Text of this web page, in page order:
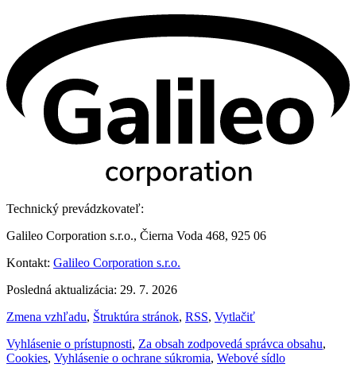
Technický prevádzkovateľ:
Galileo Corporation s.r.o., Čierna Voda 468, 925 06
Kontakt: Galileo Corporation s.r.o.
Posledná aktualizácia: 29. 7. 2026
Zmena vzhľadu, Štruktúra stránok, RSS, Vytlačiť
Vyhlásenie o prístupnosti, Za obsah zodpovedá správca obsahu,
Cookies, Vyhlásenie o ochrane súkromia, Webové sídlo